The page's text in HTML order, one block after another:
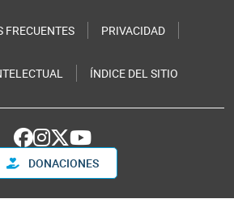
FRECUENTES PRIVACIDAD
ÍNDICE DEL SITIO
DONACIONES